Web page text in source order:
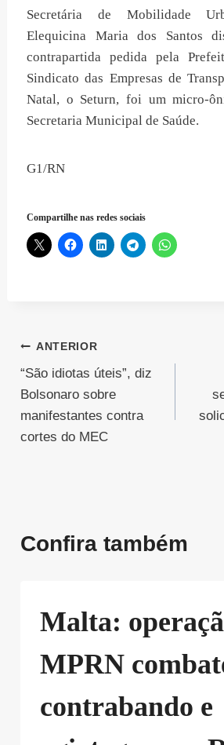
Secretária de Mobilidade
Elequicina Maria dos Santos
contrapartida pedida pela
Sindicato das Empresas de
Natal, o Seturn, foi um micro-
Secretaria Municipal de Saúde.
G1/RN
Compartilhe nas redes sociais
Navegação
de
Post
ANTERIOR
“São idiotas úteis”, diz
Bolsonaro sobre
manifestantes contra
cortes do MEC
Confira também
Malta:
MPRN
contrabando e